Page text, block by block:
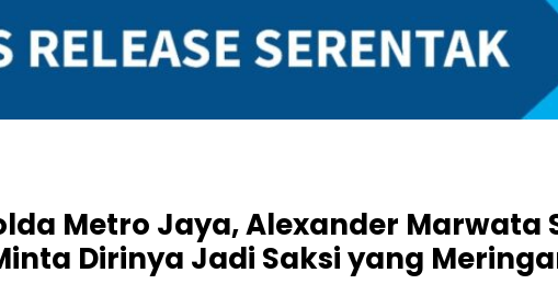
Metro Jaya, Alexander Marwata
Dirinya Jadi Saksi yang